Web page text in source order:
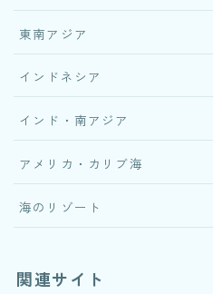
東南アジア
インドネシア
インド・南アジア
アメリカ・カリブ海
海のリゾート
関連サイト